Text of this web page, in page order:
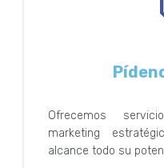
Ofrecemos
marketing
alcance todo su